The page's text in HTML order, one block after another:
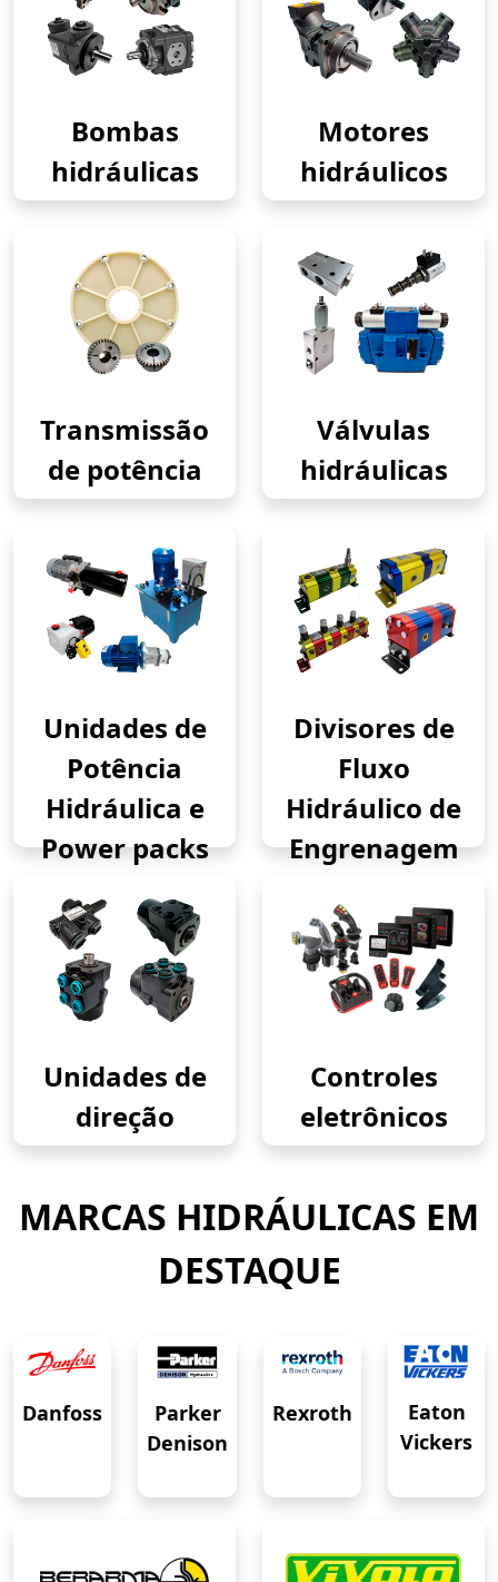
Bombas
hidráulicas
Motores
hidráulicos
Transmissão
de potência
Válvulas
hidráulicas
Unidades de
Potência
Hidráulica e
Power packs
Divisores de
Fluxo
Hidráulico de
Engrenagem
Unidades de
direção
Controles
eletrônicos
MARCAS HIDRÁULICAS EM
DESTAQUE
Danfoss
Parker
Denison
Rexroth
Eaton
Vickers